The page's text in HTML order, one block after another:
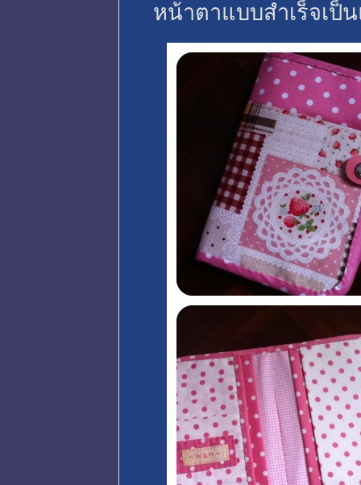
หน้าตาแบบสำเร็จเป็